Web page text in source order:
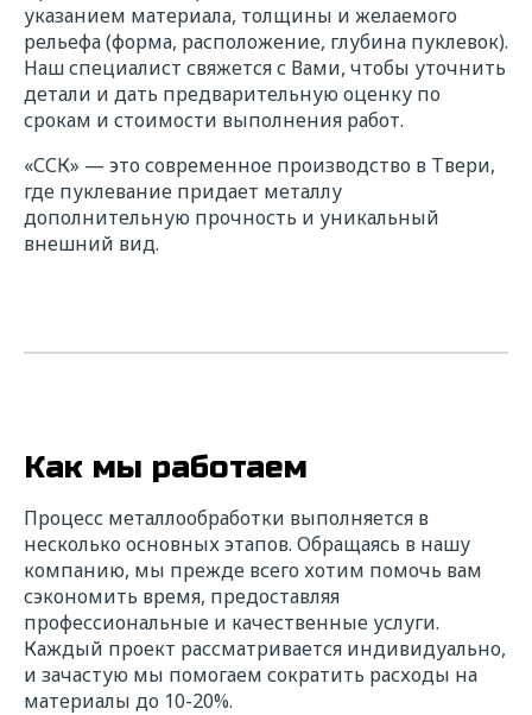
указанием материала, толщины и желаемого
рельефа (форма, расположение, глубина пуклевок).
Наш специалист свяжется с Вами, чтобы уточнить
детали и дать предварительную оценку по
срокам и стоимости выполнения работ.
«ССК» — это современное производство в Твери,
где пуклевание придает металлу
дополнительную прочность и уникальный
внешний вид.
Как мы работаем
Процесс металлообработки выполняется в
несколько основных этапов. Обращаясь в нашу
компанию, мы прежде всего хотим помочь вам
сэкономить время, предоставляя
профессиональные и качественные услуги.
Каждый проект рассматривается индивидуально,
и зачастую мы помогаем сократить расходы на
материалы до 10-20%.